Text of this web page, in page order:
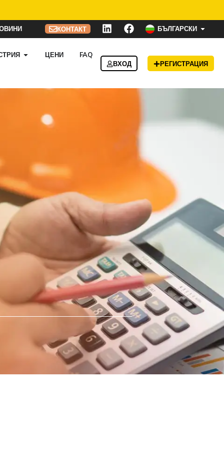
КОНТАКТ БЪЛГАРСКИ
ЦЕНИ
FAQ
ВХОД
РЕГИСТРАЦИЯ